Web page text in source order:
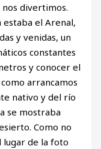
divertimos.
el Arenal,
y venidas, un
constantes
y conocer el
arrancamos
nativo y del río
se mostraba
Como no
de la foto